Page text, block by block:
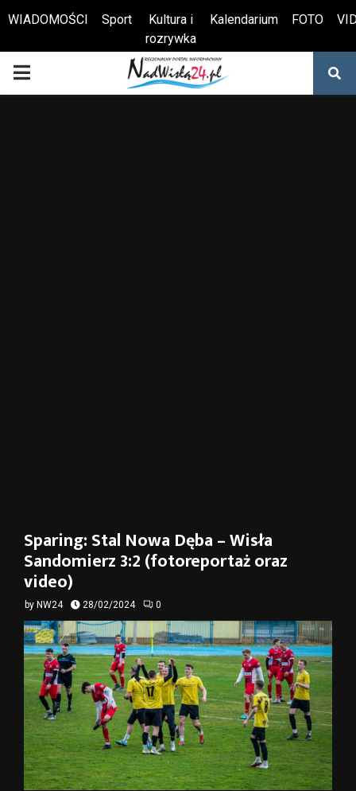
Otwórz pasek narzędzi
WIADOMOŚCI Sport
Kultura i
rozrywka
Kalendarium FOTO
PRIMARY
Sparing: Stal Nowa Dęba – Wisła
Sandomierz 3:2 (fotoreportaż oraz
video)
by NW24 28/02/2024 0